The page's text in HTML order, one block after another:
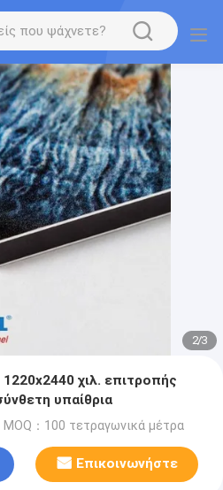
2/3
χιλ. επιτροπής
υπαίθρια
MOQ：100 τετραγωνικά μέτρα
Επικοινωνήστε